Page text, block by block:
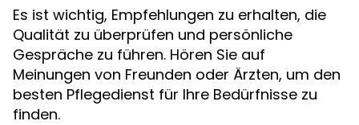
Es ist wichtig, Empfehlungen zu erhalten, die
Qualität zu überprüfen und persönliche
Gespräche zu führen. Hören Sie auf
Meinungen von Freunden oder Ärzten, um den
besten Pflegedienst für Ihre Bedürfnisse zu
finden.